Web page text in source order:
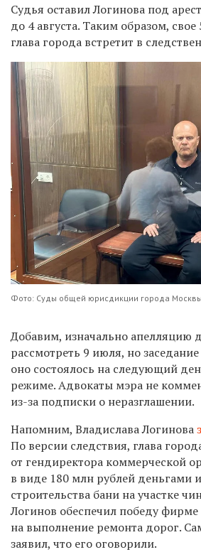
Судья оставил Логинова под
до 4 августа. Таким образом,
глава города встретит в
Фото: Суды общей юрисдикции города Москвы
Добавим, изначально апелляцию
рассмотреть 9 июля, но
оно состоялось на следующий
режиме. Адвокаты мэра не
из-за подписки о неразглашении.
Напомним, Владислава Логинова
По версии следствия, глава
от гендиректора коммерческой
в виде 180 млн рублей деньгами
строительства бани на участке
Логинов обеспечил победу фирме
на выполнение ремонта дорог.
заявил, что его оговорили.